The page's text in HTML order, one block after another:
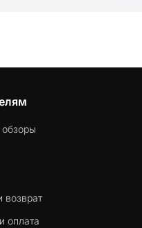
возврат
оплата